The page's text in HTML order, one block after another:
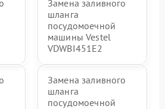
Замена заливного
шланга
посудомоечной
машины Vestel
VDWBI451E2
Замена заливного
шланга
посудомоечной